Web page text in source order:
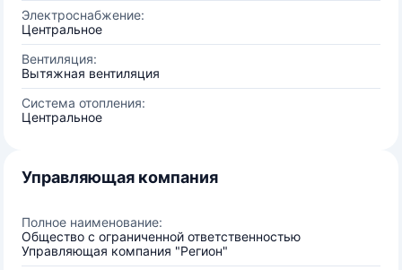
Электроснабжение:
Центральное
Вентиляция:
Вытяжная вентиляция
Система отопления:
Центральное
Управляющая компания
Полное наименование:
Общество с ограниченной ответственностью
Управляющая компания "Регион"